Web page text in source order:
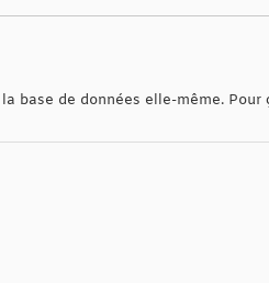
base de données elle-même. Pour